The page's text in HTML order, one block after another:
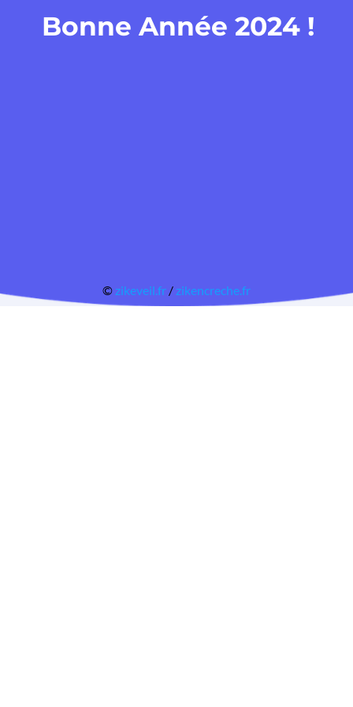
Bonne Année 2024 !
© zikeveil.fr / zikencreche.fr